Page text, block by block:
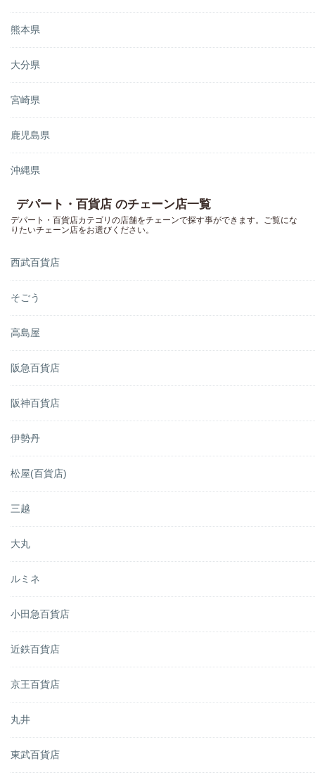
熊本県
大分県
宮崎県
鹿児島県
沖縄県
デパート・百貨店 のチェーン店一覧
デパート・百貨店カテゴリの店舗をチェーンで探す事ができます。ご覧にな
りたいチェーン店をお選びください。
西武百貨店
そごう
高島屋
阪急百貨店
阪神百貨店
伊勢丹
松屋(百貨店)
三越
大丸
ルミネ
小田急百貨店
近鉄百貨店
京王百貨店
丸井
東武百貨店